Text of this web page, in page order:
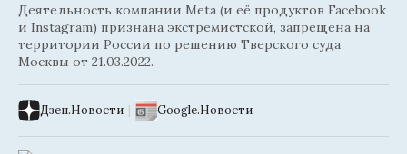
Деятельность компании Meta (и её продуктов Facebook
и Instagram) признана экстремистской, запрещена на
территории России по решению Тверского суда
Москвы от 21.03.2022.
Дзен.Новости | Google.Новости